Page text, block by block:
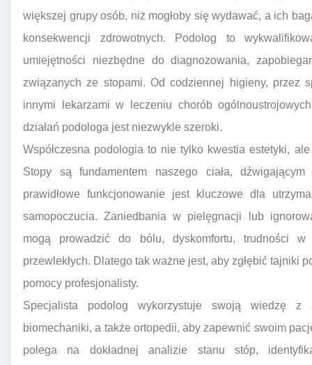
większej grupy osób, niż mogłoby się wydawać, a ich
konsekwencji zdrowotnych. Podolog to
umiejętności niezbędne do diagnozowania,
związanych ze stopami. Od codziennej higieny, przez
innymi lekarzami w leczeniu chorób
działań podologa jest niezwykle szeroki.
Współczesna podologia to nie tylko kwestia estetyki,
Stopy są fundamentem naszego ciała,
prawidłowe funkcjonowanie jest kluczowe dla
samopoczucia. Zaniedbania w pielęgnacji lub
mogą prowadzić do bólu, dyskomfortu, trudności
przewlekłych. Dlatego tak ważne jest, aby zgłębić tajniki
pomocy profesjonalisty.
Specjalista podolog wykorzystuje swoją wiedzę z
biomechaniki, a także ortopedii, aby zapewnić swoim
polega na dokładnej analizie stanu stóp,